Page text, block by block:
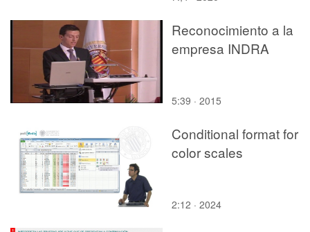
Reconocimiento a la
empresa INDRA
5:39 · 2015
Conditional format for
color scales
2:12 · 2024